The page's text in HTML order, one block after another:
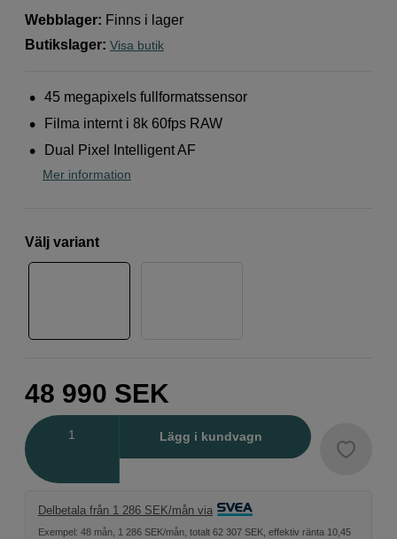
Webblager: Finns i lager
Butikslager: Visa butik
45 megapixels fullformatssensor
Filma internt i 8k 60fps RAW
Dual Pixel Intelligent AF
Mer information
Välj variant
48 990 SEK
Lägg i kundvagn
Delbetala från 1 286 SEK/mån via
Exempel: 48 mån, 1 286 SEK/mån, totalt 62 307 SEK, effektiv ränta 10,45